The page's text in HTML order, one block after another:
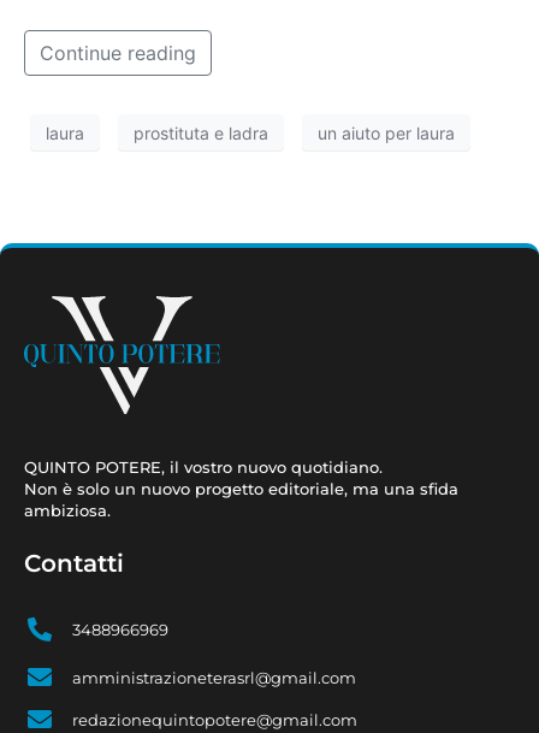
Continue reading
laura prostituta e ladra un aiuto per laura
QUINTO POTERE, il vostro nuovo quotidiano.
Non è solo un nuovo progetto editoriale, ma una sfida
ambiziosa.
Contatti
3488966969
amministrazioneterasrl@gmail.com
redazionequintopotere@gmail.com